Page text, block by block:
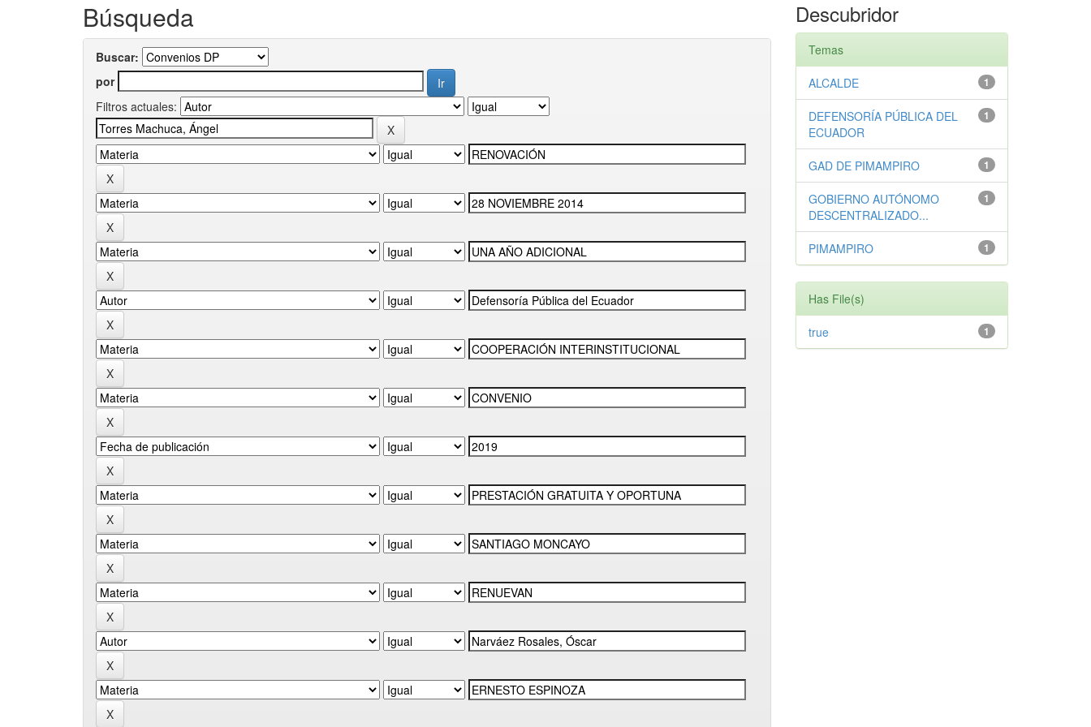
Búsqueda
Buscar:
por
Filtros actuales:
Descubridor
Temas
1
ALCALDE
1
DEFENSORÍA PÚBLICA DEL
ECUADOR
1
GAD DE PIMAMPIRO
1
GOBIERNO AUTÓNOMO
DESCENTRALIZADO...
1
PIMAMPIRO
Has File(s)
1
true